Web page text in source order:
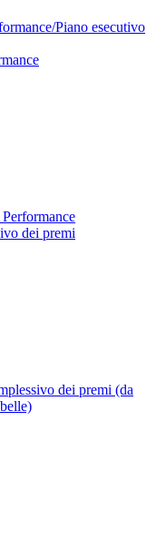
Piano esecutivo
dei premi
dei premi (da